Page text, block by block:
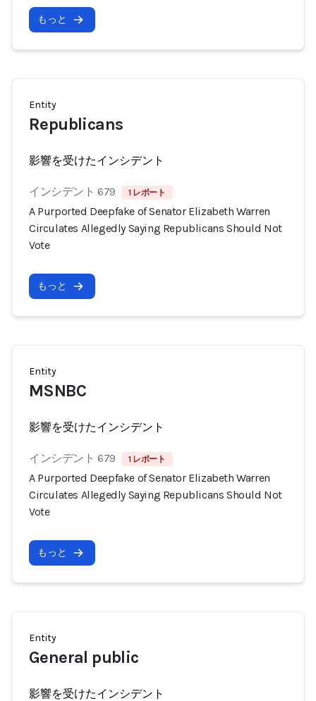
もっと
Entity
Republicans
影響を受けたインシデント
インシデント 679 1 レポート
A Purported Deepfake of Senator Elizabeth Warren
Circulates Allegedly Saying Republicans Should Not
Vote
もっと
Entity
MSNBC
影響を受けたインシデント
インシデント 679 1 レポート
A Purported Deepfake of Senator Elizabeth Warren
Circulates Allegedly Saying Republicans Should Not
Vote
もっと
Entity
General public
影響を受けたインシデント